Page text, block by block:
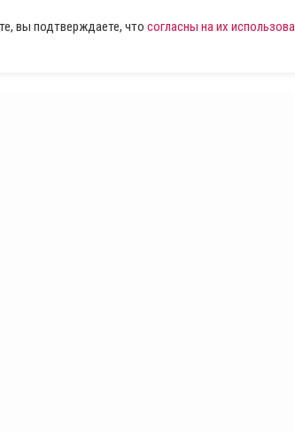
вы подтверждаете, что согласны на их